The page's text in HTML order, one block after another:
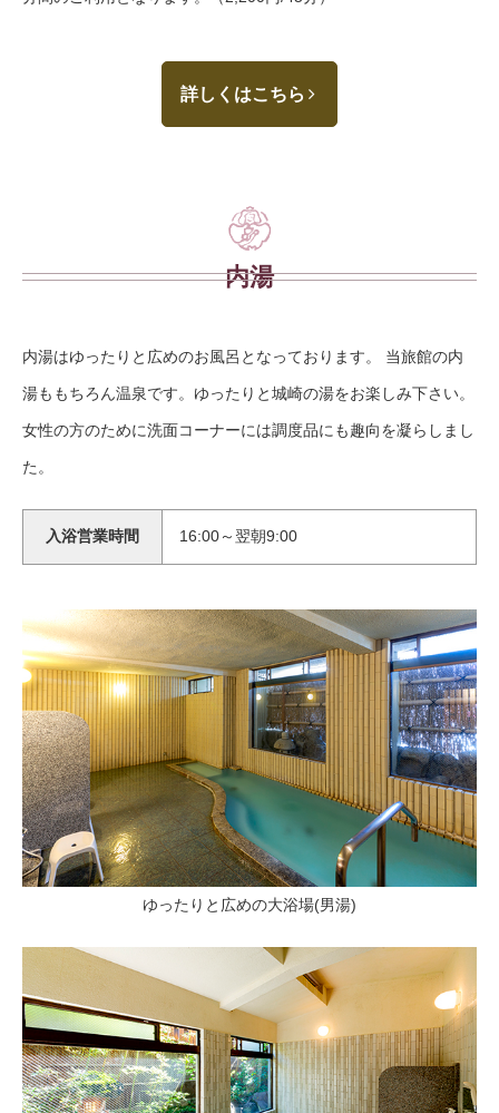
詳しくはこちら
内湯
内湯はゆったりと広めのお風呂となっております。 当旅館の内
湯ももちろん温泉です。ゆったりと城崎の湯をお楽しみ下さい。
女性の方のために洗面コーナーには調度品にも趣向を凝らしまし
た。
入浴営業時間 16:00～翌朝9:00
ゆったりと広めの大浴場(男湯)